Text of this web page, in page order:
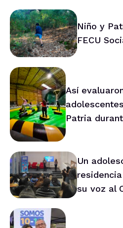
Niño y
FECU
Así
Patria
Un
su voz al